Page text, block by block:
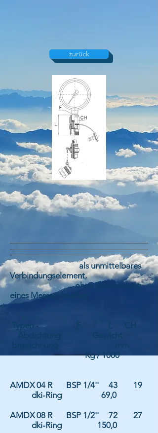
zurück
als unmittelbares
Verbindungselement,
ohne Verwendung
eines Messschlauches
Typen - F L CH
Kg / 1000
AMDX 04 R BSP 1/4'' 43 19
d ki-Ring 69,0
AMDX 08 R BSP 1/2'' 72 27
dki-Ring 150,0